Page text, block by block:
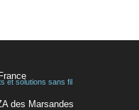
et solutions sans fil
des Marsandes